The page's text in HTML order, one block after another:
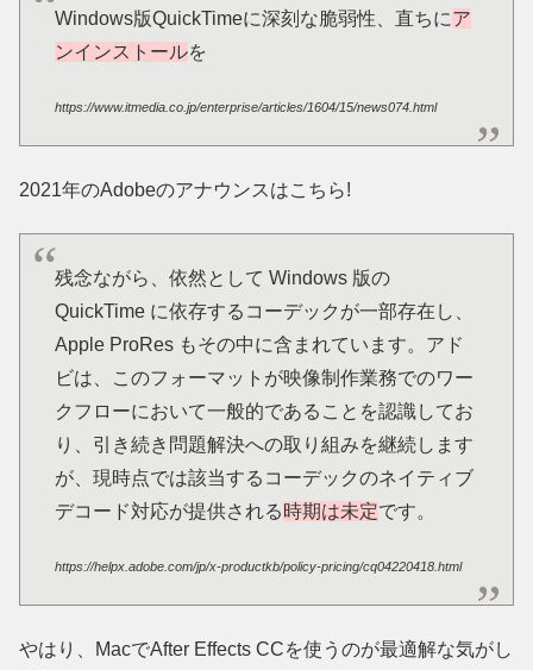
Windows版QuickTimeに深刻な脆弱性、直ちにア
ンインストールを
https://www.itmedia.co.jp/enterprise/articles/1604/15/news074.html
2021年のAdobeのアナウンスはこちら!
残念ながら、依然として Windows 版の
QuickTime に依存するコーデックが一部存在し、
Apple ProRes もその中に含まれています。アド
ビは、このフォーマットが映像制作業務でのワー
クフローにおいて一般的であることを認識してお
り、引き続き問題解決への取り組みを継続します
が、現時点では該当するコーデックのネイティブ
デコード対応が提供される時期は未定です。
https://helpx.adobe.com/jp/x-productkb/policy-pricing/cq04220418.html
やはり、MacでAfter Effects CCを使うのが最適解な気がし